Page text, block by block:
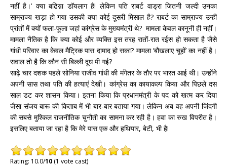
नहीं है।’ क्या बढिय़ा डॉयलाग है! लेकिन पति राबर्ट वाड्रा जितनी जल्दी उनका
साम्राज्य खड़ा हो गया उसकी क्या कोई दूसरी मिसाल है? राबर्ट का साम्राज्य उन्हीं
प्रांतों में क्यों फला-फूला जहां कांग्रेस के मुख्यमंत्री थे? मामला केवल कानूनी ही नहीं।
मामला नैतिक है कि क्या कोई और व्यक्ति इस तरह रातों-रात रईस हो सकता है जैसे
गांधी परिवार का केवल मैट्रिक पास दामाद हो सका? मामला ‘बौखलाए चूहों’ का नहीं है।
सवाल तो है कि कौन सी बिल्ली दूध पी गई?
साढ़े चार दशक पहले सोनिया राजीव गांधी की मंगेतर के तौर पर भारत आई थी। उन्होंने
अपनी सास तथा पति की हत्याएं देखी। कांग्रेस का कायाकल्प किया और पिछले दस
साल डट कर शासन किया। इतना किया कि प्रधानमंत्री के पद को खत्म कर दिया
जैसा संजय बारू की किताब में भी बार-बार बताया गया। लेकिन अब वह अपनी जिंदगी
की सबसे मुश्किल राजनीतिक चुनौती का सामना कर रही है। हवा का रुख विपरीत है।
इसलिए बताया जा रहा है कि मेरे पास एक और हथियार, बेटी, भी है!
Rating: 10.0/10 (1 vote cast)